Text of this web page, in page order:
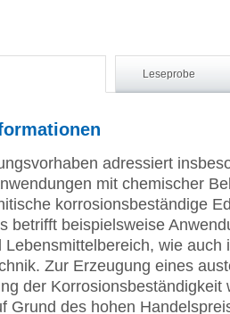
Leseprobe
adressiert
mit chemischer
korrosionsbeständige
betrifft beispielsweise
Lebensmittelbereich, wie auch
Zur Erzeugung eines
der Korrosionsbeständigkeit
Grund des hohen